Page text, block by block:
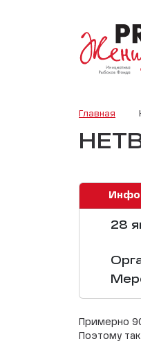
Главная
28
Примерно
Поэтому